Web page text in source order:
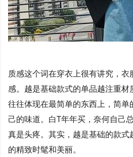
质感这个词在穿衣上很有讲究，
感。越是基础款式的单品越注重
往往体现在最简单的东西上，简单
己的味道。白T年年买，奈何自己
真是头疼。其实，越是基础的款式
的精致时髦和美丽。